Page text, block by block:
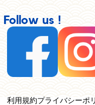
Follow us !
利用規約プライバシーポ